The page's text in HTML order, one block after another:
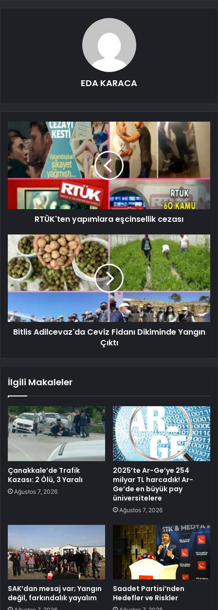
EDA KARACA
RTÜK'ten yapımlara eşcinsellik cezası
Bitlis Adilcevaz'da Ceviz Fidanı Dikiminde Yangın
Çıktı
İlgili Makaleler
Çanakkale’de Trafik
Kazası: 2 Ölü, 3 Yaralı
Ağustos 7, 2026
2025’te Ar-Ge’ye 254
milyar TL harcadık! Ar-
Ge’de en büyük pay
üniversitelere
Ağustos 7, 2026
SAK’dan mesaj var; Yangın
değil, farkındalık yayalım
Saadet Partisi’nden
Hedefler ve Riskler